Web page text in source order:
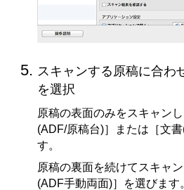
スキャンする原稿に合わ
を選択
原稿の表面のみをスキャン
(ADF/原稿台)］または［文
す。
原稿の裏面を続けてスキャ
(ADF手動両面)］を選びます